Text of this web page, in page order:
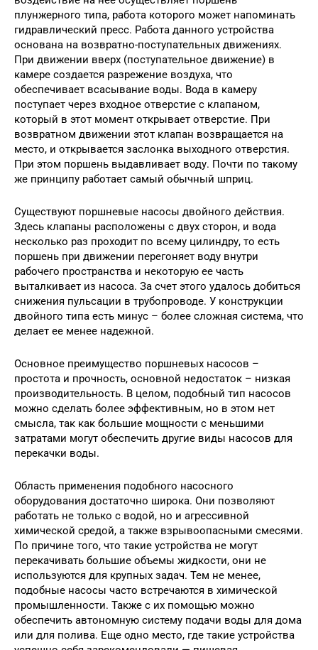
плунжерного типа, работа которого может напоминать
гидравлический пресс. Работа данного устройства
основана на возвратно-поступательных движениях.
При движении вверх (поступательное движение) в
камере создается разрежение воздуха, что
обеспечивает всасывание воды. Вода в камеру
поступает через входное отверстие с клапаном,
который в этот момент открывает отверстие. При
возвратном движении этот клапан возвращается на
место, и открывается заслонка выходного отверстия.
При этом поршень выдавливает воду. Почти по такому
же принципу работает самый обычный шприц.
Существуют поршневые насосы двойного действия.
Здесь клапаны расположены с двух сторон, и вода
несколько раз проходит по всему цилиндру, то есть
поршень при движении перегоняет воду внутри
рабочего пространства и некоторую ее часть
выталкивает из насоса. За счет этого удалось добиться
снижения пульсации в трубопроводе. У конструкции
двойного типа есть минус – более сложная система, что
делает ее менее надежной.
Основное преимущество поршневых насосов –
простота и прочность, основной недостаток – низкая
производительность. В целом, подобный тип насосов
можно сделать более эффективным, но в этом нет
смысла, так как большие мощности с меньшими
затратами могут обеспечить другие виды насосов для
перекачки воды.
Область применения подобного насосного
оборудования достаточно широка. Они позволяют
работать не только с водой, но и агрессивной
химической средой, а также взрывоопасными смесями.
По причине того, что такие устройства не могут
перекачивать большие объемы жидкости, они не
используются для крупных задач. Тем не менее,
подобные насосы часто встречаются в химической
промышленности. Также с их помощью можно
обеспечить автономную систему подачи воды для дома
или для полива. Еще одно место, где такие устройства